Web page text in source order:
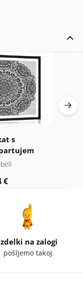
s
Mandala
€
na zalogi
pošljemo takoj